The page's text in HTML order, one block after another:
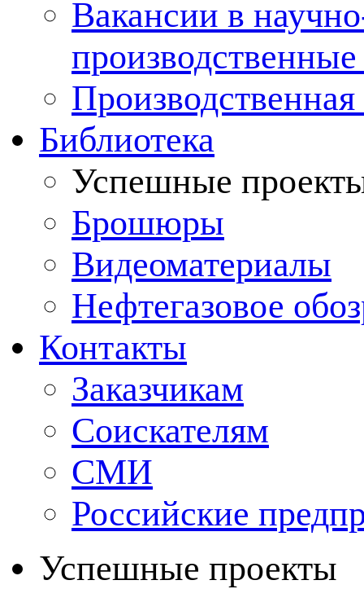
Вакансии в
Производственная
Библиотека
Успешные
Брошюры
Видеоматериалы
Нефтегазовое
Контакты
Заказчикам
Соискателям
СМИ
Российские
Успешные проекты